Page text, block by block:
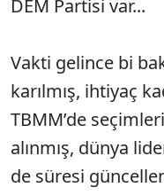
DEM Partisi var...
Vakti gelince bi
karılmış, ihtiyaç
TBMM’de
alınmış, dünya
de süresi